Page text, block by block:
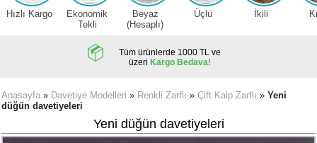
Düğün
Davetiye
Hızlı Kargo
Ekonomik
Tekli
Beyaz
(Hesaplı)
Üçlü İkili
Tüm ürünlerde 1000 TL ve
üzeri Kargo Bedava!
Anasayfa » Davetiye Modelleri » Renkli Zarflı » Çift Kalp Zarflı » Yeni
düğün davetiyeleri
Yeni düğün davetiyeleri